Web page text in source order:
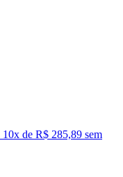
10x de R$ 285,89 sem